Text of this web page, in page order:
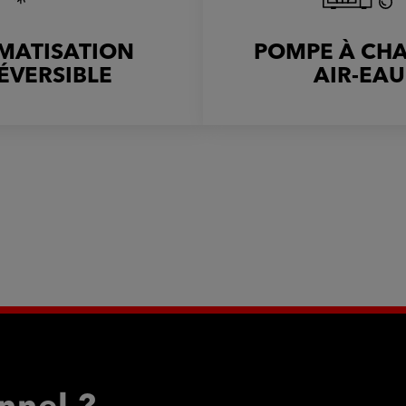
POMPE À
AIR-EAU